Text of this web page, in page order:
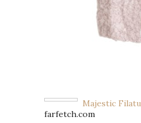
Majestic
farfetch.com